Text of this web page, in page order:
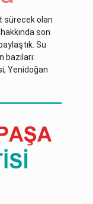
sürecek olan
son
Su
Yenidoğan